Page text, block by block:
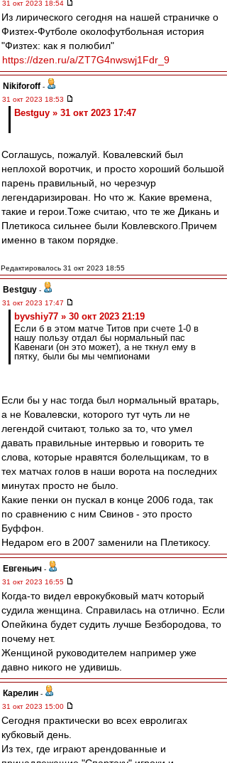
31 окт 2023 18:54
Из лирического сегодня на нашей страничке о
Физтех-Футболе околофутбольная история
"Физтех: как я полюбил"
https://dzen.ru/a/ZT7G4nwswj1Fdr_9
Nikiforoff -
31 окт 2023 18:53
Bestguy » 31 окт 2023 17:47
Соглашусь, пожалуй. Ковалевский был
неплохой воротчик, и просто хороший большой
парень правильный, но черезчур
легендаризирован. Но что ж. Какие времена,
такие и герои.Тоже считаю, что те же Дикань и
Плетикоса сильнее были Ковлевского.Причем
именно в таком порядке.
Редактировалось 31 окт 2023 18:55
Bestguy -
31 окт 2023 17:47
byvshiy77 » 30 окт 2023 21:19
Если б в этом матче Титов при счете 1-0 в
нашу пользу отдал бы нормальный пас
Кавенаги (он это может), а не ткнул ему в
пятку, были бы мы чемпионами
Если бы у нас тогда был нормальный вратарь,
а не Ковалевски, которого тут чуть ли не
легендой считают, только за то, что умел
давать правильные интервью и говорить те
слова, которые нравятся болельщикам, то в
тех матчах голов в наши ворота на последних
минутах просто не было.
Какие пенки он пускал в конце 2006 года, так
по сравнению с ним Свинов - это просто
Буффон.
Недаром его в 2007 заменили на Плетикосу.
Евгеньич -
31 окт 2023 16:55
Когда-то видел еврокубковый матч который
судила женщина. Справилась на отлично. Если
Опейкина будет судить лучше Безбородова, то
почему нет.
Женщиной руководителем например уже
давно никого не удивишь.
Карелин -
31 окт 2023 15:00
Сегодня практически во всех евролигах
кубковый день.
Из тех, где играют арендованные и